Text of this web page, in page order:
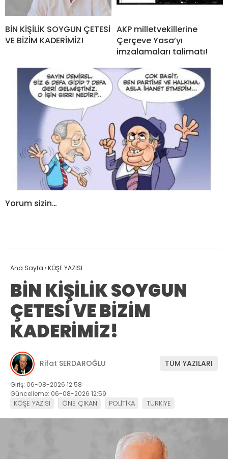
BİN KİŞİLİK SOYGUN ÇETESİ
VE BİZİM KADERİMİZ!
AKP milletvekillerine
Çerçeve Yasa’yı
imzalamaları talimatı!
Yorum sizin…
Ana Sayfa ›KÖŞE YAZISI
BİN KİŞİLİK SOYGUN
ÇETESİ VE BİZİM
KADERİMİZ!
Rifat SERDAROĞLU TÜM YAZILARI
Giriş: 06-08-2026 12:58
Güncelleme: 06-08-2026 12:59
KÖŞE YAZISI ÖNE ÇIKAN POLİTİKA TÜRKİYE